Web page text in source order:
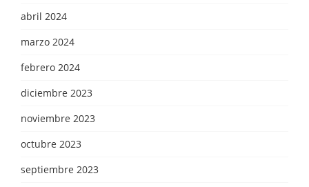
abril 2024
marzo 2024
febrero 2024
diciembre 2023
noviembre 2023
octubre 2023
septiembre 2023